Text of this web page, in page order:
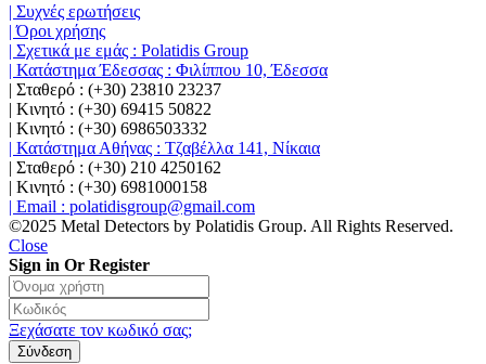
| Συχνές ερωτήσεις
| Όροι χρήσης
| Σχετικά με εμάς : Polatidis Group
| Κατάστημα Έδεσσας : Φιλίππου 10, Έδεσσα
| Σταθερό : (+30) 23810 23237
| Κινητό : (+30) 69415 50822
| Κινητό : (+30) 6986503332
| Κατάστημα Αθήνας : Τζαβέλλα 141, Νίκαια
| Σταθερό : (+30) 210 4250162
| Κινητό : (+30) 6981000158
| Email : polatidisgroup@gmail.com
©2025 Metal Detectors by Polatidis Group. All Rights Reserved.
Close
Sign in Or Register
Ξεχάσατε τον κωδικό σας;